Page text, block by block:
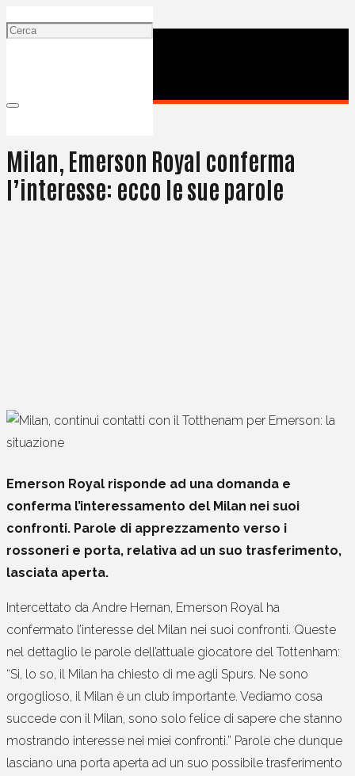
Milan, Emerson Royal conferma
l’interesse: ecco le sue parole
Emerson Royal risponde ad una domanda e
conferma l’interessamento del Milan nei suoi
confronti. Parole di apprezzamento verso i
rossoneri e porta, relativa ad un suo trasferimento,
lasciata aperta.
Intercettato da Andre Hernan, Emerson Royal ha
confermato l’interesse del Milan nei suoi confronti. Queste
nel dettaglio le parole dell’attuale giocatore del Tottenham:
“Si, lo so, il Milan ha chiesto di me agli Spurs. Ne sono
orgoglioso, il Milan è un club importante. Vediamo cosa
succede con il Milan, sono solo felice di sapere che stanno
mostrando interesse nei miei confronti.” Parole che dunque
lasciano una porta aperta ad un suo possibile trasferimento